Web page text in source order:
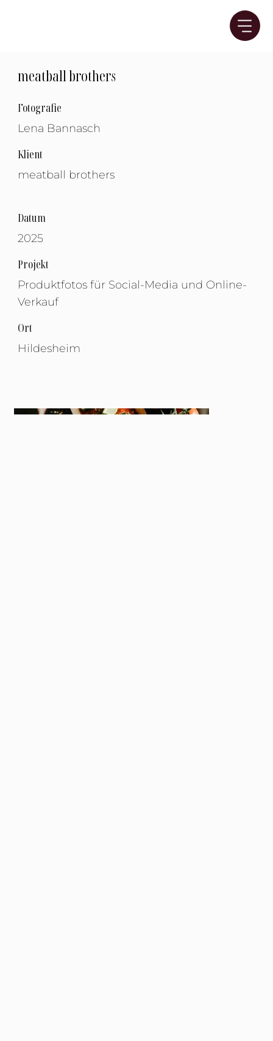
meatball brothers
Fotografie
Lena Bannasch
Klient
meatball brothers
Datum
2025
Projekt
Produktfotos für Social-Media und Online-
Verkauf
Ort
Hildesheim